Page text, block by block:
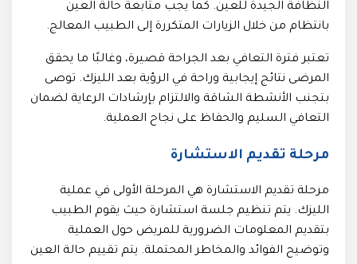
النظافة الجيدة للعين. كما يجب متابعة حالة العين
بانتظام من خلال الزيارات المتكررة إلى الطبيب المعالج.
تعتبر فترة التعافي بعد الجراحة قصيرة، وغالبًا ما يحقق
المرضى نتائج إيجابية وراحة في الرؤية بعد الليزك. توصى
بتجنب الأنشطة الشاقة والالتزام بإرشادات الرعاية لضمان
التعافي السليم والحفاظ على نجاح العملية.
مرحلة تقديم الاستشارة
مرحلة تقديم الاستشارة هي المرحلة الأولى في عملية
الليزك. يتم تنظيم جلسة استشارة حيث يقوم الطبيب
بتقديم المعلومات الضرورية للمريض حول العملية
وتوضيح الفوائد والمخاطر المحتملة. يتم تقييم حالة العين